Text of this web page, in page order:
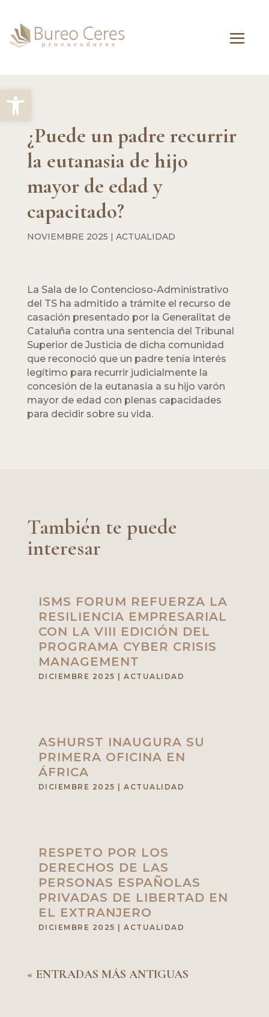
Abrir barra de herramientas
¿Puede un padre recurrir
la eutanasia de hijo
mayor de edad y
capacitado?
NOVIEMBRE 2025 | ACTUALIDAD
La Sala de lo Contencioso-Administrativo
del TS ha admitido a trámite el recurso de
casación presentado por la Generalitat de
Cataluña contra una sentencia del Tribunal
Superior de Justicia de dicha comunidad
que reconoció que un padre tenía interés
legítimo para recurrir judicialmente la
concesión de la eutanasia a su hijo varón
mayor de edad con plenas capacidades
para decidir sobre su vida.
También te puede
interesar
ISMS FORUM REFUERZA LA
RESILIENCIA EMPRESARIAL
CON LA VIII EDICIÓN DEL
PROGRAMA CYBER CRISIS
MANAGEMENT
DICIEMBRE 2025 |ACTUALIDAD
ASHURST INAUGURA SU
PRIMERA OFICINA EN
ÁFRICA
DICIEMBRE 2025 |ACTUALIDAD
RESPETO POR LOS
DERECHOS DE LAS
PERSONAS ESPAÑOLAS
PRIVADAS DE LIBERTAD EN
EL EXTRANJERO
DICIEMBRE 2025 |ACTUALIDAD
« ENTRADAS MÁS ANTIGUAS